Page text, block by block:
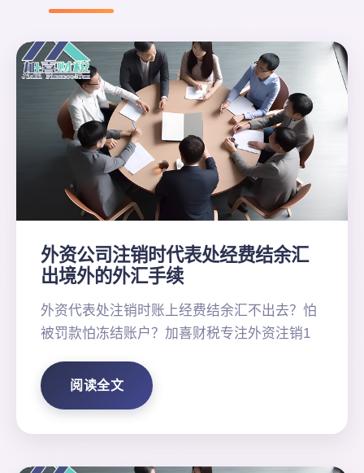
外资公司注销时代表处经费结余汇
出境外的外汇手续
外资代表处注销时账上经费结余汇不出去？怕
被罚款怕冻结账户？加喜财税专注外资注销1
阅读全文